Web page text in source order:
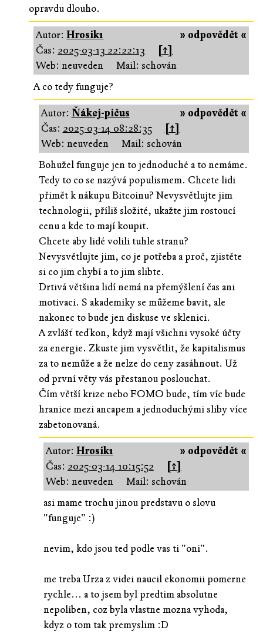
opravdu dlouho.
» odpovědět «
Autor:Hrosik1
Čas: 2025-03-13 22:22:13
[↑]
Web: neuveden
Mail: schován
A co tedy funguje?
» odpovědět «
Autor: Ňákej-pičus
Čas: 2025-03-14 08:28:35
[↑]
Web: neuveden
Mail: schován
Bohužel funguje jen to jednoduché a to nemáme.
Tedy to co se nazývá populismem. Chcete lidi
přimět k nákupu Bitcoinu? Nevysvětlujte jim
technologii, příliš složité, ukažte jim rostoucí
cenu a kde to mají koupit.
Chcete aby lidé volili tuhle stranu?
Nevysvětlujte jim, co je potřeba a proč, zjistěte
si co jim chybí a to jim slibte.
Drtivá většina lidí nemá na přemýšlení čas ani
motivaci. S akademiky se můžeme bavit, ale
nakonec to bude jen diskuse ve sklenici.
A zvlášť teďkon, když mají všichni vysoké účty
za energie. Zkuste jim vysvětlit, že kapitalismus
za to nemůže a že nelze do ceny zasáhnout. Už
od první věty vás přestanou poslouchat.
Čím větší krize nebo FOMO bude, tím víc bude
hranice mezi ancapem a jednoduchými sliby více
zabetonovaná.
» odpovědět «
Autor: Hrosik1
Čas: 2025-03-14 10:15:52
[↑]
Web: neuveden
Mail: schován
asi mame trochu jinou predstavu o slovu
"funguje" :)
nevim, kdo jsou ted podle vas ti "oni".
me treba Urza z videi naucil ekonomii pomerne
rychle... a to jsem byl predtim absolutne
nepolíben, coz byla vlastne mozna vyhoda,
kdyz o tom tak premyslim :D